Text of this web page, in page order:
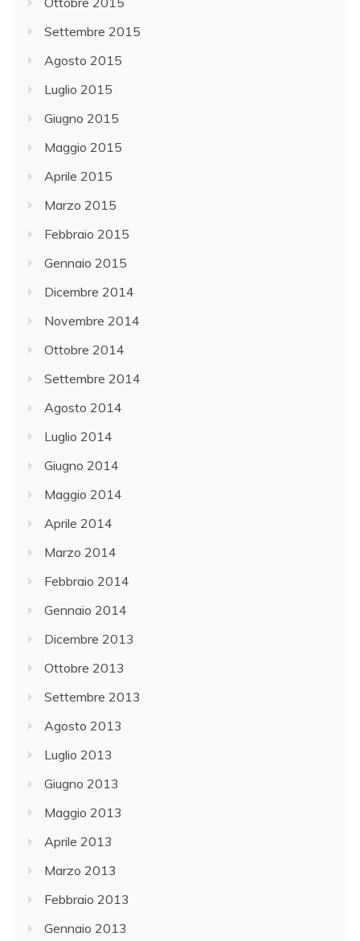
Settembre 2015
Agosto 2015
Luglio 2015
Giugno 2015
Maggio 2015
Aprile 2015
Marzo 2015
Febbraio 2015
Gennaio 2015
Dicembre 2014
Novembre 2014
Ottobre 2014
Settembre 2014
Agosto 2014
Luglio 2014
Giugno 2014
Maggio 2014
Aprile 2014
Marzo 2014
Febbraio 2014
Gennaio 2014
Dicembre 2013
Ottobre 2013
Settembre 2013
Agosto 2013
Luglio 2013
Giugno 2013
Maggio 2013
Aprile 2013
Marzo 2013
Febbraio 2013
Gennaio 2013